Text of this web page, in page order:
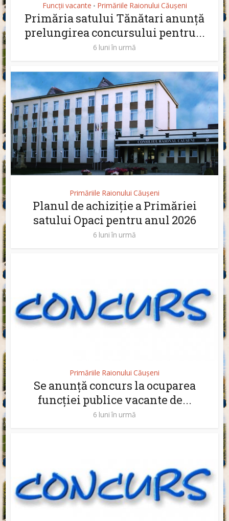
Funcții vacante • Primăriile Raionului Căușeni
Primăria satului Tănătari anunță
prelungirea concursului pentru...
6 luni în urmă
Primăriile Raionului Căușeni
Planul de achiziție a Primăriei
satului Opaci pentru anul 2026
6 luni în urmă
Primăriile Raionului Căușeni
Se anunță concurs la ocuparea
funcției publice vacante de...
6 luni în urmă